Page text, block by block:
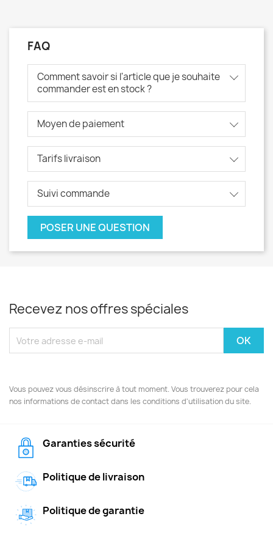
FAQ
Comment savoir si l'article que je souhaite
commander est en stock ?
Moyen de paiement
Tarifs livraison
Suivi commande
POSER UNE QUESTION
Recevez nos offres spéciales
Vous pouvez vous désinscrire à tout moment. Vous trouverez pour cela
nos informations de contact dans les conditions d'utilisation du site.
Garanties sécurité
Politique de livraison
Politique de garantie